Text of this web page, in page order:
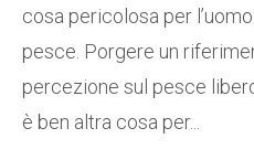
cosa pericolosa per
pesce. Porgere un
percezione sul pesce
è ben altra cosa per...